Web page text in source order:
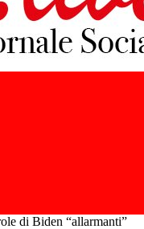
di Biden “allarmanti”